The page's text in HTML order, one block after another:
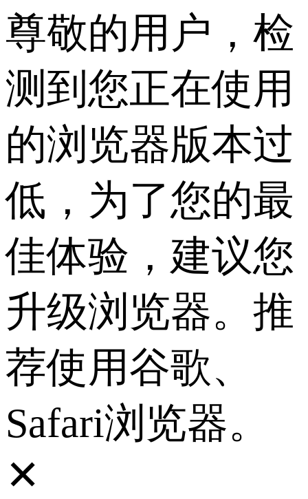
尊敬的用户，检
测到您正在使用
的浏览器版本过
低，为了您的最
佳体验，建议您
升级浏览器。推
荐使用谷歌、
Safari浏览器。
✕